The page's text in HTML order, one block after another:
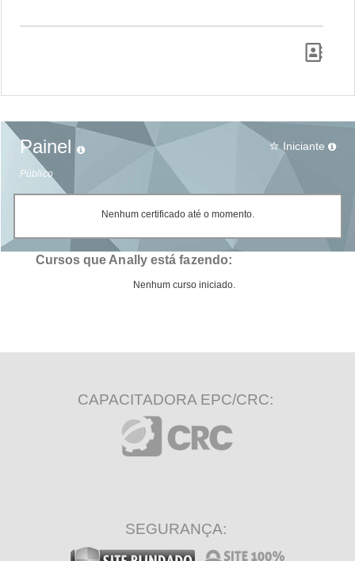
Painel
Público
star_border Iniciante
Nenhum certificado até o momento.
Cursos que Anally está fazendo:
Nenhum curso iniciado.
CAPACITADORA EPC/CRC:
SEGURANÇA: